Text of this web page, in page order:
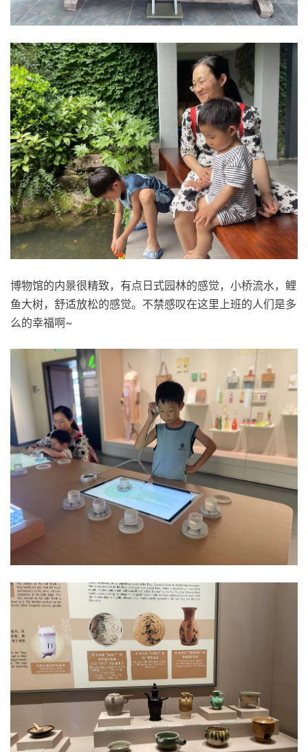
博物馆的内景很精致，有点日式园林的感觉，小桥流水，鲤
鱼大树，舒适放松的感觉。不禁感叹在这里上班的人们是多
么的幸福啊~